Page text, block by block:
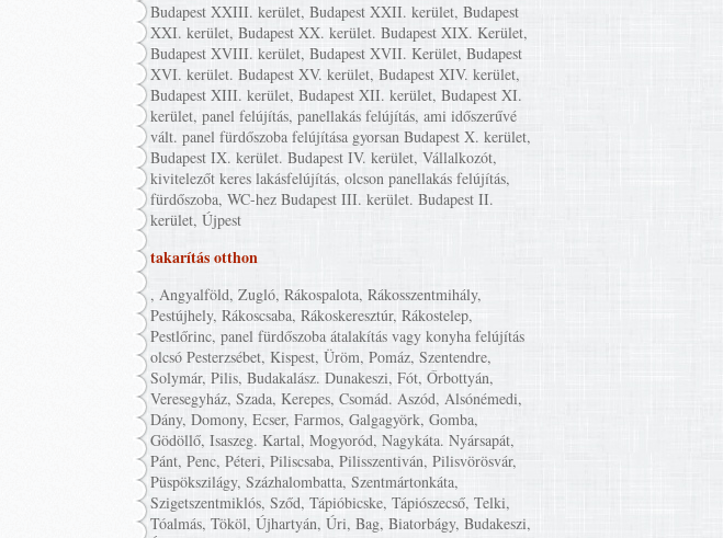
Budapest XXIII. kerület, Budapest XXII. kerület, Budapest
XXI. kerület, Budapest XX. kerület. Budapest XIX. Kerület,
Budapest XVIII. kerület, Budapest XVII. Kerület, Budapest
XVI. kerület. Budapest XV. kerület, Budapest XIV. kerület,
Budapest XIII. kerület, Budapest XII. kerület, Budapest XI.
kerület, panel felújítás, panellakás felújítás, ami időszerűvé
vált. panel fürdőszoba felújítása gyorsan Budapest X. kerület,
Budapest IX. kerület. Budapest IV. kerület, Vállalkozót,
kivitelezőt keres lakásfelújítás, olcson panellakás felújítás,
fürdőszoba, WC-hez Budapest III. kerület. Budapest II.
kerület, Újpest
takarítás otthon
, Angyalföld, Zugló, Rákospalota, Rákosszentmihály,
Pestújhely, Rákoscsaba, Rákoskeresztúr, Rákostelep,
Pestlőrinc, panel fürdőszoba átalakítás vagy konyha felújítás
olcsó Pesterzsébet, Kispest, Üröm, Pomáz, Szentendre,
Solymár, Pilis, Budakalász. Dunakeszi, Fót, Őrbottyán,
Veresegyház, Szada, Kerepes, Csomád. Aszód, Alsónémedi,
Dány, Domony, Ecser, Farmos, Galgagyörk, Gomba,
Gödöllő, Isaszeg. Kartal, Mogyoród, Nagykáta. Nyársapát,
Pánt, Penc, Péteri, Piliscsaba, Pilisszentiván, Pilisvörösvár,
Püspökszilágy, Százhalombatta, Szentmártonkáta,
Szigetszentmiklós, Sződ, Tápióbicske, Tápiószecső, Telki,
Tóalmás, Tököl, Újhartyán, Úri, Bag, Biatorbágy, Budakeszi,